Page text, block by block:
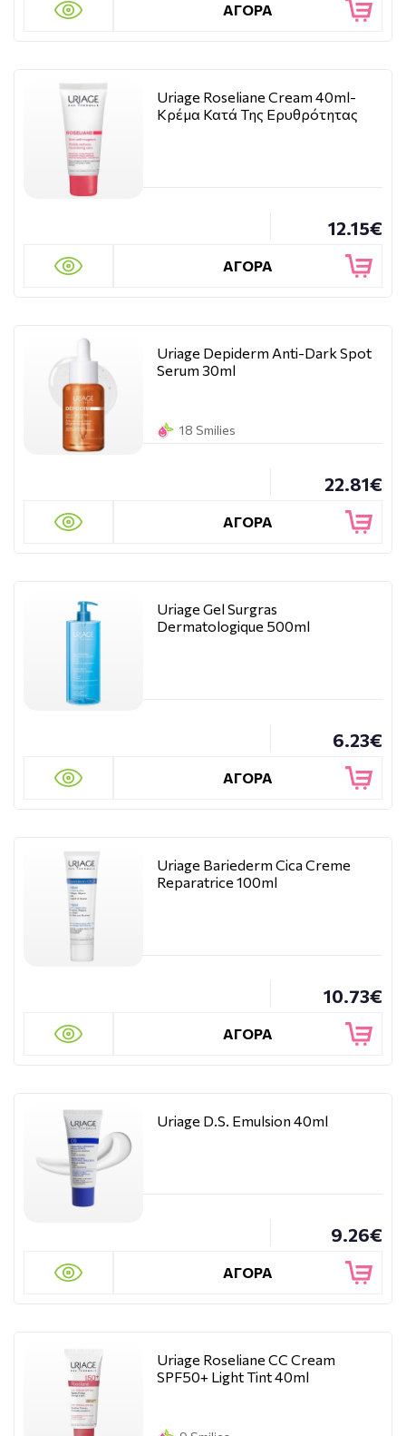
ΑΓΟΡΑ
Uriage Roseliane Cream 40ml-
Κρέμα Κατά Της Ερυθρότητας
12.15€
ΑΓΟΡΑ
Uriage Depiderm Anti-Dark Spot
Serum 30ml
18 Smilies
22.81€
ΑΓΟΡΑ
Uriage Gel Surgras
Dermatologique 500ml
6.23€
ΑΓΟΡΑ
Uriage Bariederm Cica Creme
Reparatrice 100ml
10.73€
ΑΓΟΡΑ
Uriage D.S. Emulsion 40ml
9.26€
ΑΓΟΡΑ
Uriage Roseliane CC Cream
SPF50+ Light Tint 40ml